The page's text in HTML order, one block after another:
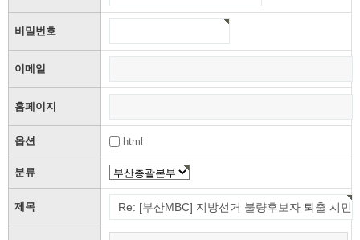
비밀번호
이메일
홈페이지
옵션 html
분류
제목